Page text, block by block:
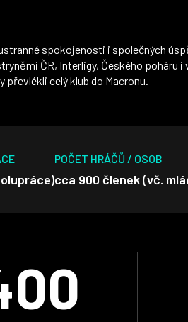
spokojenosti i společných
ČR, Interligy, Českého
převlékli celý klub do Macronu.
POČET HRÁČŮ / OSOB
cca 900 členek (vč.